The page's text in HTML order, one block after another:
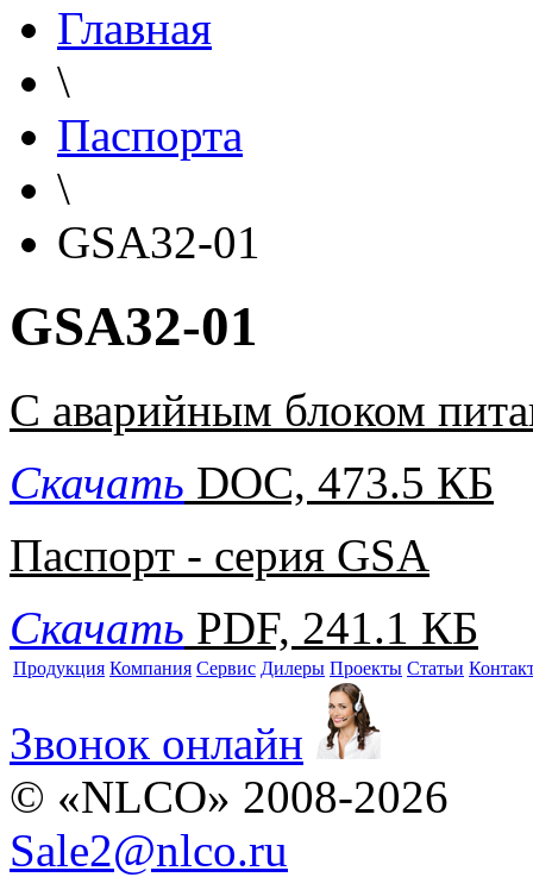
Главная
\
Паспорта
\
GSA32-01
GSA32-01
С аварийным блоком
Скачать DOC, 473.5 КБ
Паспорт - серия GSA
Скачать PDF, 241.1 КБ
Продукция Компания Сервис Дилеры Проекты Статьи
Звонок онлайн
© «NLCO» 2008-2026
Sale2@nlco.ru